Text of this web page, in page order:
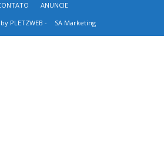
ANUNCIE
PLETZWEB -
SA Marketing